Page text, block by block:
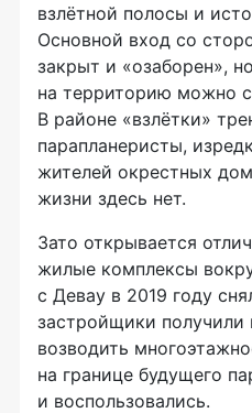
взлётной полосы и
Основной вход со
закрыт и «озаборен»,
на территорию можно
В районе «взлётки»
парапланеристы,
жителей окрестных
жизни здесь нет.
Зато открывается
жилые комплексы
с Девау в 2019 году
застройщики получили
возводить
на границе будущего
и воспользовались.